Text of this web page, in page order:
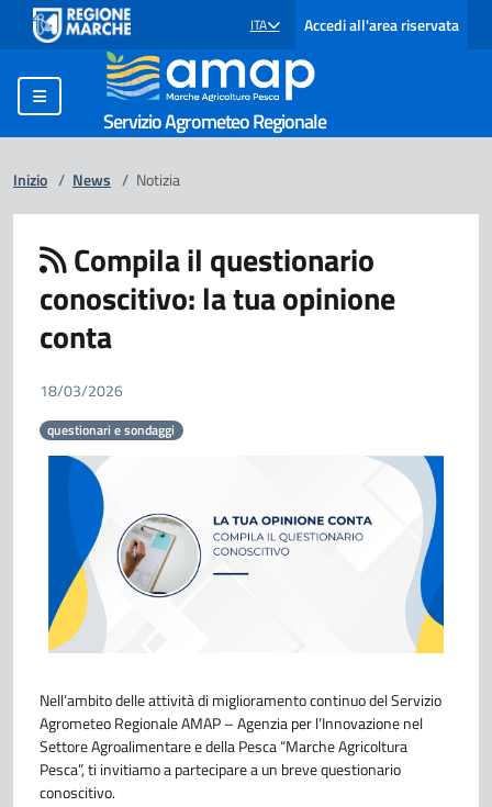
SELEZIONE LINGUA: LINGUA SELEZIONATA
ITA Accedi all'area riservata
Servizio Agrometeo Regionale
Inizio / News / Notizia
Compila il questionario
conoscitivo: la tua opinione
conta
18/03/2026
questionari e sondaggi
Nell’ambito delle attività di miglioramento continuo del Servizio
Agrometeo Regionale AMAP – Agenzia per l’Innovazione nel
Settore Agroalimentare e della Pesca “Marche Agricoltura
Pesca”, ti invitiamo a partecipare a un breve questionario
conoscitivo.